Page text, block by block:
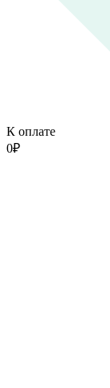
К оплате
0₽